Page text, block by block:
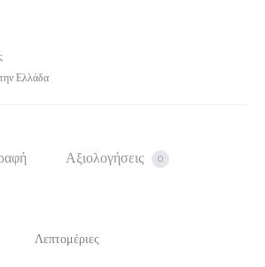
Ελλάδα
Αξιολογήσεις 0
Λεπτομέριες